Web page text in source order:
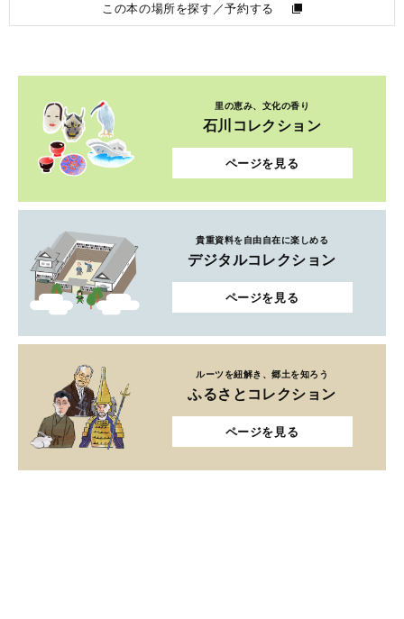
この本の場所を探す／予約する
里の恵み、文化の香り
石川コレクション
ページを見る
貴重資料を自由自在に楽しめる
デジタルコレクション
ページを見る
ルーツを紐解き、郷土を知ろう
ふるさとコレクション
ページを見る